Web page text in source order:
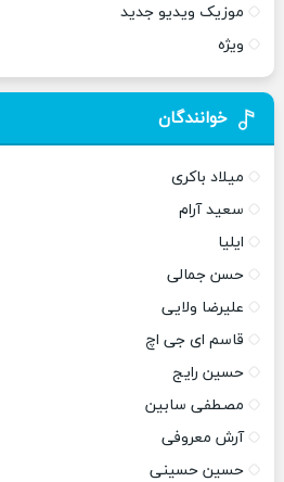
موزیک ویدیو جدید
ویژه
خوانندگان
میلاد باکری
سعید آرام
ایلیا
حسن جمالی
علیرضا ولایی
قاسم ای جی اچ
حسین رایج
مصطفی سابین
آرش معروفی
حسین حسینی